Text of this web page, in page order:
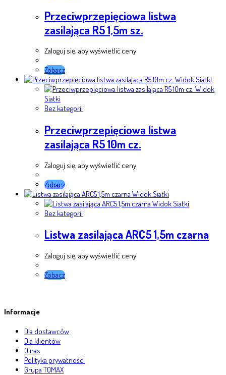
Przeciwprzepięciowa listwa
zasilająca R5 1,5m sz.
Zaloguj się, aby wyświetlić ceny
Zobacz
Widok Siatki
Widok
Siatki
Bez kategorii
Przeciwprzepięciowa listwa
zasilająca R5 10m cz.
Zaloguj się, aby wyświetlić ceny
Zobacz
Widok Siatki
Widok Siatki
Bez kategorii
Listwa zasilająca ARC5 1,5m czarna
Zaloguj się, aby wyświetlić ceny
Zobacz
Informacje
Dla dostawców
Dla klientów
O nas
Polityka prywatności
Grupa TOMAX